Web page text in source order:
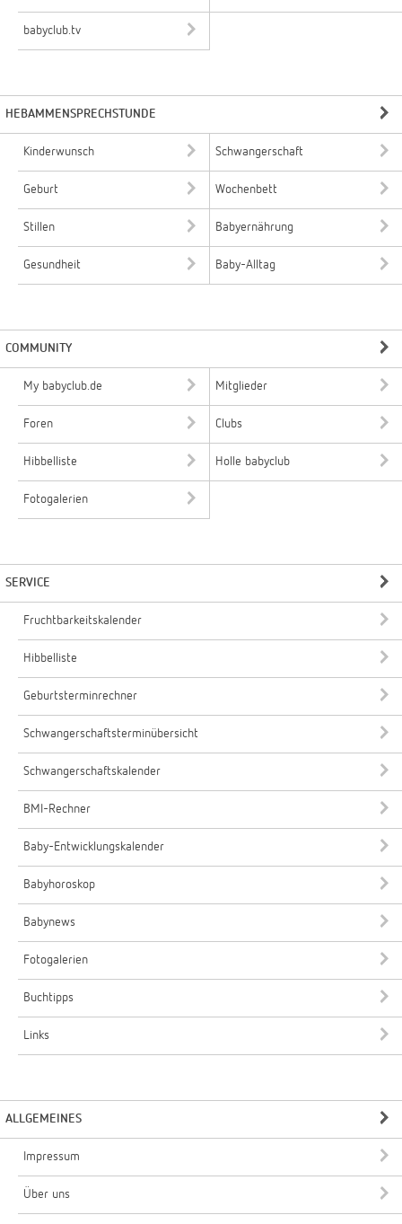
babyclub.tv
HEBAMMENSPRECHSTUNDE
Kinderwunsch Schwangerschaft
Geburt Wochenbett
Stillen Babyernährung
Gesundheit Baby-Alltag
COMMUNITY
My babyclub.de Mitglieder
Foren Clubs
Hibbelliste Holle babyclub
Fotogalerien
SERVICE
Fruchtbarkeitskalender
Hibbelliste
Geburtsterminrechner
Schwangerschaftsterminübersicht
Schwangerschaftskalender
BMI-Rechner
Baby-Entwicklungskalender
Babyhoroskop
Babynews
Fotogalerien
Buchtipps
Links
ALLGEMEINES
Impressum
Über uns